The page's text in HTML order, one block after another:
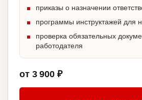
приказы о назначении
программы инструктажей для
проверка обязательных
работодателя
от 3 900 ₽